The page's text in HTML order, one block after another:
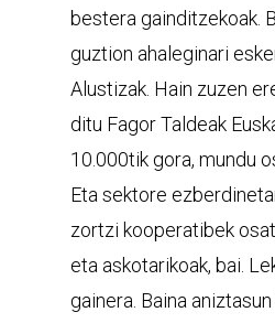
bestera gainditzekoak.
guztion ahaleginari
Alustizak. Hain zuzen
ditu Fagor Taldeak
10.000tik gora, mundu
Eta sektore
zortzi kooperatibek
eta askotarikoak, bai.
gainera. Baina